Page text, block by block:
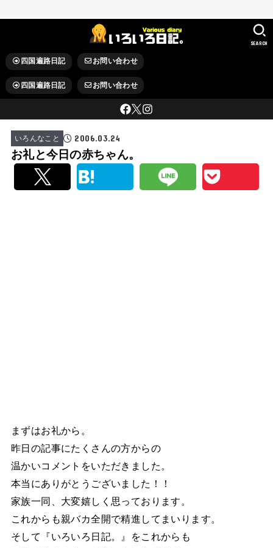
四国遍路日記 お問い合わせ
四国遍路日記 お問い合わせ
SEARCH
いろんなこと 2006.03.24
お礼と今日の赤ちゃん。
まずはお礼から。
昨日の記事にたくさんの方からの
温かいコメントをいただきました。
本当にありがとうございました！！
家族一同、大変嬉しく思っております。
これからも親バカ全開で精進してまいります。
そして『いろいろ日記。』をこれからも